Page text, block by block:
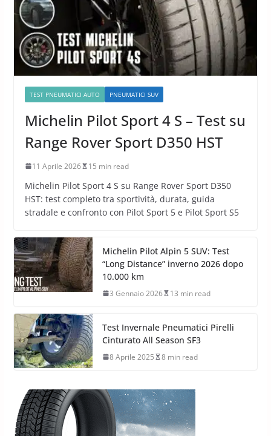
TEST PNEUMATICI AUTO PNEUMATICI SUV
Michelin Pilot Sport 4 S – Test su
Range Rover Sport D350 HST
11 Aprile 2026 15 min read
Michelin Pilot Sport 4 S su Range Rover Sport D350
HST: test completo tra sportività, durata, guida
stradale e confronto con Pilot Sport 5 e Pilot Sport S5
Michelin Pilot Alpin 5 SUV: Test
“Long Distance” inverno 2026 dopo
10.000 km
3 Gennaio 2026 13 min read
Test Invernale Pneumatici Pirelli
Cinturato All Season SF3
8 Aprile 2025 8 min read